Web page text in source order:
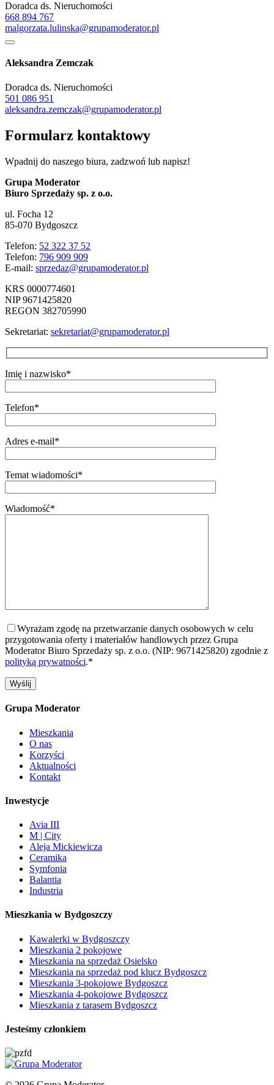
Doradca ds. Nieruchomości
668 894 767
malgorzata.lulinska@grupamoderator.pl
Aleksandra Zemczak
Doradca ds. Nieruchomości
501 086 951
aleksandra.zemczak@grupamoderator.pl
Formularz kontaktowy
Wpadnij do naszego biura, zadzwoń lub napisz!
Grupa Moderator
Biuro Sprzedaży sp. z o.o.
ul. Focha 12
85-070 Bydgoszcz
Telefon: 52 322 37 52
Telefon: 796 909 909
E-mail: sprzedaz@grupamoderator.pl
KRS 0000774601
NIP 9671425820
REGON 382705990
Sekretariat: sekretariat@grupamoderator.pl
Imię i nazwisko*
Telefon*
Adres e-mail*
Temat wiadomości*
Wiadomość*
Wyrażam zgodę na przetwarzanie danych osobowych w celu
przygotowania oferty i materiałów handlowych przez Grupa
Moderator Biuro Sprzedaży sp. z o.o. (NIP: 9671425820) zgodnie z
polityką prywatności.*
Grupa Moderator
Mieszkania
O nas
Korzyści
Aktualności
Kontakt
Inwestycje
Avia III
M | City
Aleja Mickiewicza
Ceramika
Symfonia
Balantia
Industria
Mieszkania w Bydgoszczy
Kawalerki w Bydgoszczy
Mieszkania 2 pokojowe
Mieszkania na sprzedaż Osielsko
Mieszkania na sprzedaż pod klucz Bydgoszcz
Mieszkania 3-pokojowe Bydgoszcz
Mieszkania 4-pokojowe Bydgoszcz
Mieszkania z tarasem Bydgoszcz
Jesteśmy członkiem